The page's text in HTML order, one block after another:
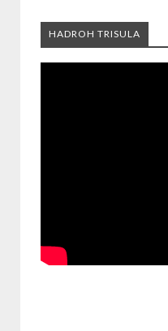
HADROH TRISULA